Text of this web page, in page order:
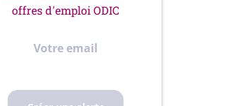
offres d'emploi ODIC